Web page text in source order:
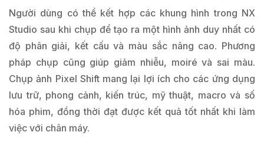
Người dùng có thể kết hợp các khung hình trong NX
Studio sau khi chụp để tạo ra một hình ảnh duy nhất có
độ phân giải, kết cấu và màu sắc nâng cao. Phương
pháp chụp cũng giúp giảm nhiễu, moiré và sai màu.
Chụp ảnh Pixel Shift mang lại lợi ích cho các ứng dụng
lưu trữ, phong cảnh, kiến ​​trúc, mỹ thuật, macro và số
hóa phim, đồng thời đạt được kết quả tốt nhất khi làm
việc với chân máy.